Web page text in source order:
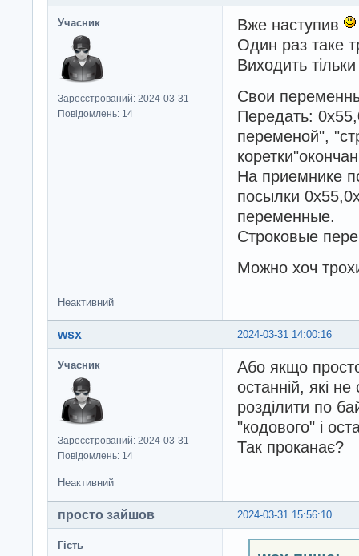
Учасник
Зареєстрований: 2024-03-31
Повідомлень: 14
Вже наступив
Один раз таке
Виходить
Свои
Передать:
переменой",
На приемнике
посылки
переменные.
Строковые
Можно хоч
Неактивний
2024-03-31 14:00:16
wsx
Учасник
Зареєстрований: 2024-03-31
Повідомлень: 14
Або якщо
останній, які
розділити по
"кодового" і
Так проканає?
Неактивний
2024-03-31 15:56:10
просто зайшов
Гість